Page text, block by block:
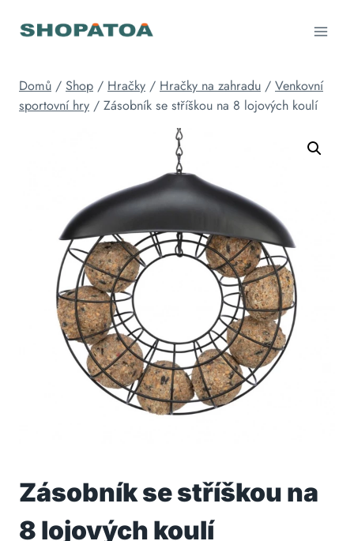
Domů / Shop / Hračky / Hračky na zahradu / Venkovní
sportovní hry / Zásobník se stříškou na 8 lojových koulí
Zásobník se stříškou na
8 lojových koulí